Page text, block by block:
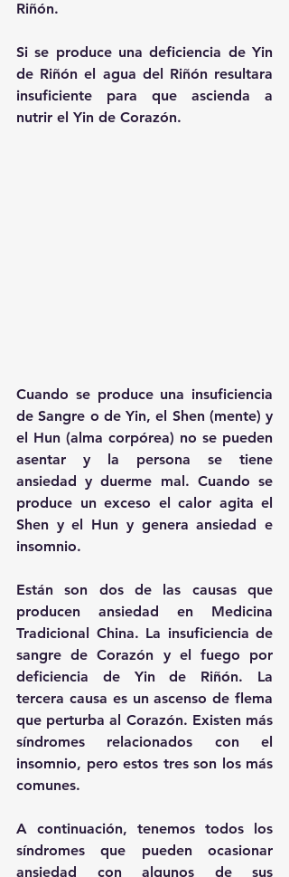
Riñón.
Si se produce una deficiencia de Yin
de Riñón el agua del Riñón resultara
insuficiente para que ascienda a
nutrir el Yin de Corazón.
Cuando se produce una insuficiencia
de Sangre o de Yin, el Shen (mente) y
el Hun (alma corpórea) no se pueden
asentar y la persona se tiene
ansiedad y duerme mal. Cuando se
produce un exceso el calor agita el
Shen y el Hun y genera ansiedad e
insomnio.
Están son dos de las causas que
producen ansiedad en Medicina
Tradicional China. La insuficiencia de
sangre de Corazón y el fuego por
deficiencia de Yin de Riñón. La
tercera causa es un ascenso de flema
que perturba al Corazón. Existen más
síndromes relacionados con el
insomnio, pero estos tres son los más
comunes.
A continuación, tenemos todos los
síndromes que pueden ocasionar
ansiedad con algunos de sus